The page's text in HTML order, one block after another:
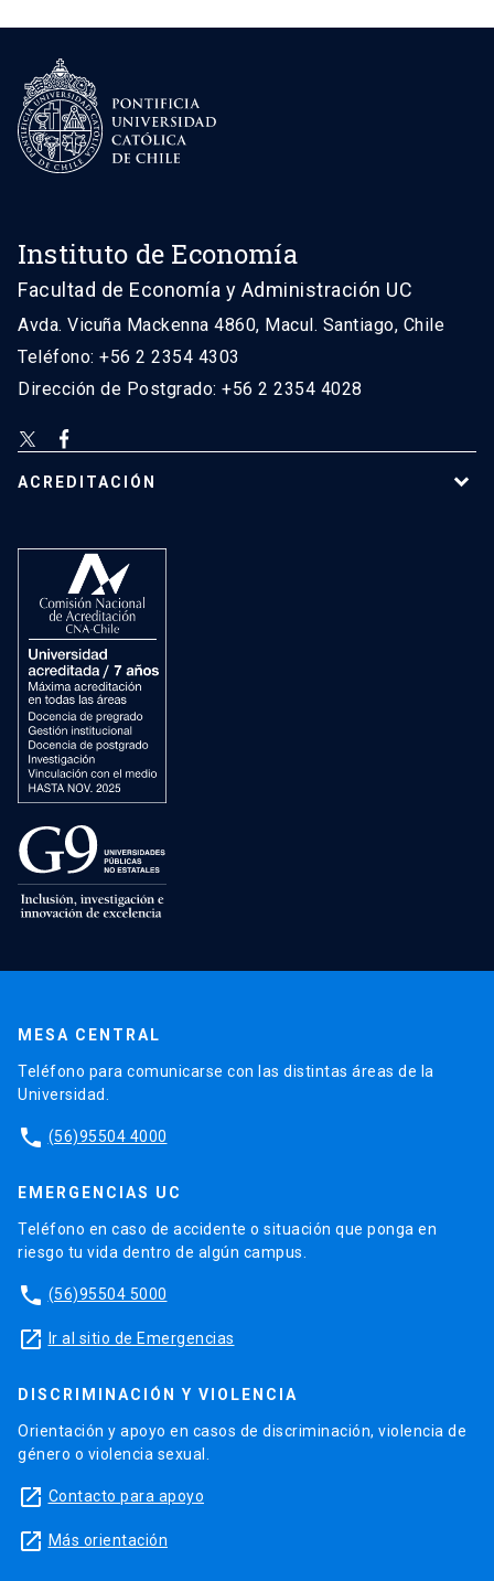
Instituto de Economía
Facultad de Economía y Administración UC
Avda. Vicuña Mackenna 4860, Macul. Santiago, Chile
Teléfono: +56 2 2354 4303
Dirección de Postgrado: +56 2 2354 4028
ACREDITACIÓN
MESA CENTRAL
Teléfono para comunicarse con las distintas áreas de la
Universidad.
phone (56)95504 4000
EMERGENCIAS UC
Teléfono en caso de accidente o situación que ponga en
riesgo tu vida dentro de algún campus.
phone (56)95504 5000
launch Ir al sitio de Emergencias
DISCRIMINACIÓN Y VIOLENCIA
Orientación y apoyo en casos de discriminación, violencia de
género o violencia sexual.
launch Contacto para apoyo
launch Más orientación